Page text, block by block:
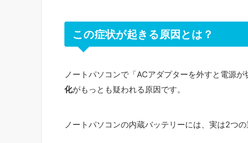
この症状が起きる原因とは？
ノートパソコンで「ACアダプターを外すと電源
化がもっとも疑われる原因です。
ノートパソコンの内蔵バッテリーには、実は2つの